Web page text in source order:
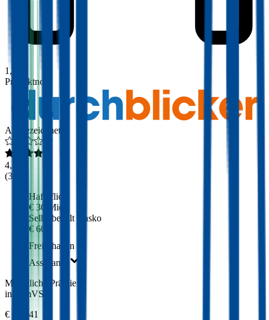
1,8
Produktnote
Ausgezeichnet
4,3
(309
Haftpflicht
€ 30 Mio.
Selbstbehalt Kasko
€ 600
Freischaden
Assistance
Monatliche Prämie
inkl. mVSt.
€ 396,41